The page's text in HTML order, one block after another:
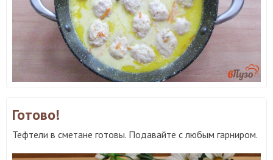
Готово!
Тефтели в сметане готовы. Подавайте с любым гарниром.